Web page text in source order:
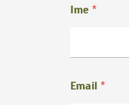
Ime *
Email *